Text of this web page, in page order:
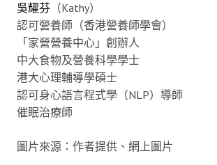
吳耀芬 （Kathy）
認可營養師（香港營養師學會）
「家營營養中心」創辦人
中大食物及營養科學學士
港大心理輔導學碩士
認可身心語言程式學（NLP）導師
催眠治療師
圖片來源：作者提供、網上圖片